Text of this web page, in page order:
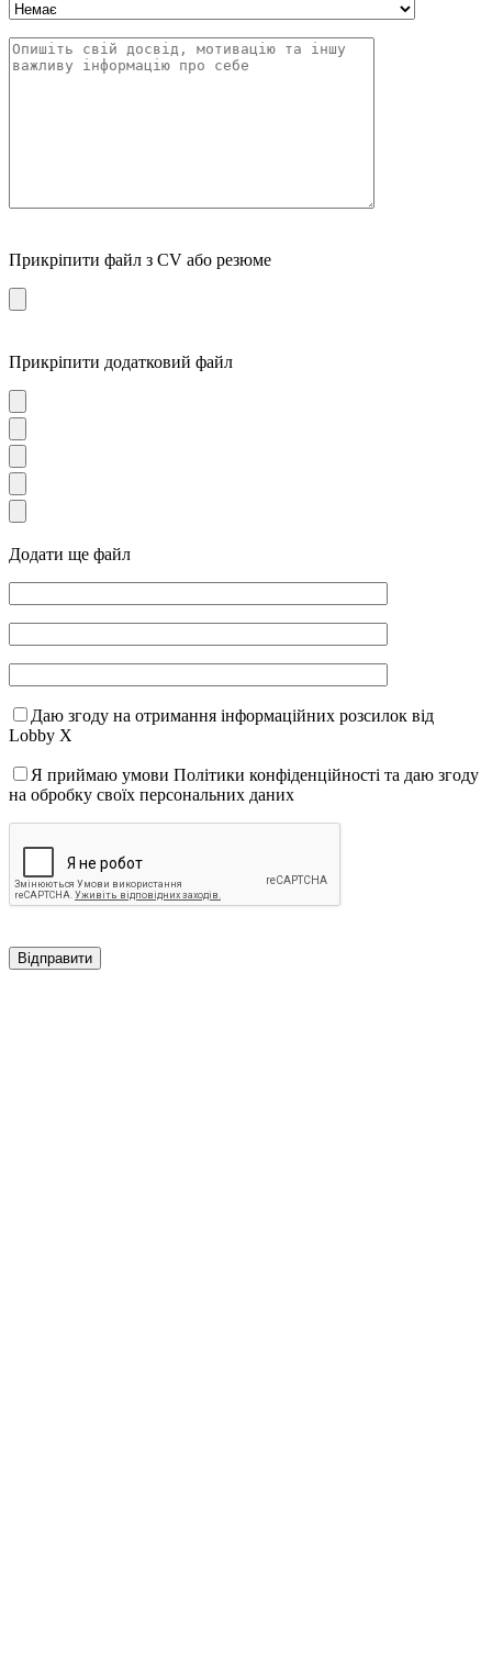
Прикріпити файл з CV або резюме
Прикріпити додатковий файл
Додати ще файл
Даю згоду на отримання інформаційних розсилок від
Lobby X
Я приймаю умови Політики конфіденційності та даю згоду
на обробку своїх персональних даних